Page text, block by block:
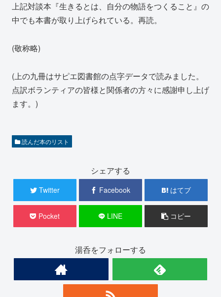
上記対談本『生きるとは、自分の物語をつくること』の
中でも本書が取り上げられている。再読。
(敬称略)
(上の九冊はサピエ図書館の点字データで読みました。
点訳ボランティアの皆様と関係者の方々に感謝申し上げ
ます。)
読んだ本のリスト
シェアする
Twitter Facebook はてブ
Pocket LINE コピー
湯呑をフォローする